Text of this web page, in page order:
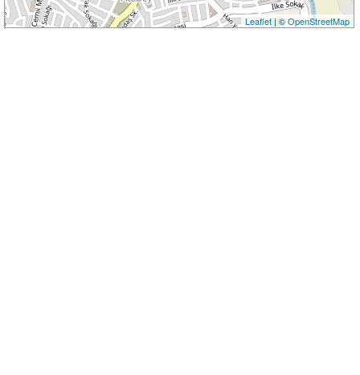
Leaflet| ©OpenStreetMap